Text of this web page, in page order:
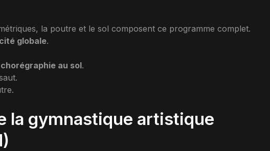
la poutre et le sol composent ce programme complet.
globale.
au sol.
la gymnastique artistique